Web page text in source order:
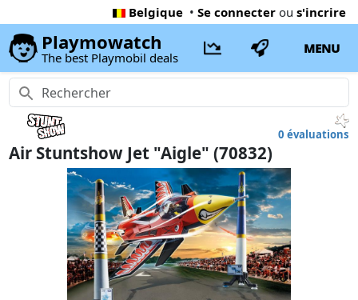
Belgique • Se connecter ou s'incrire
Playmowatch
The best Playmobil deals
MENU
0 évaluations
Air Stuntshow Jet "Aigle" (70832)